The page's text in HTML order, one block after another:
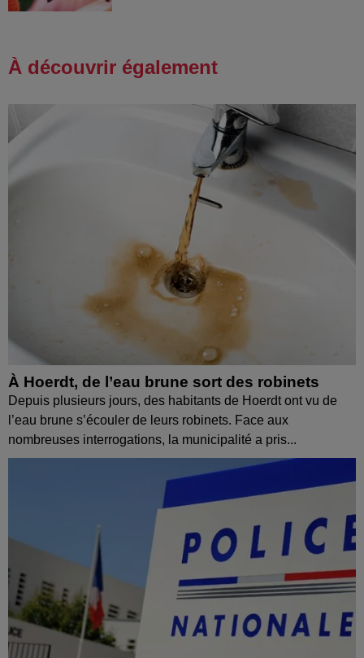
À découvrir également
À Hoerdt, de l’eau brune sort des robinets
Depuis plusieurs jours, des habitants de Hoerdt ont vu de
l’eau brune s’écouler de leurs robinets. Face aux
nombreuses interrogations, la municipalité a pris...